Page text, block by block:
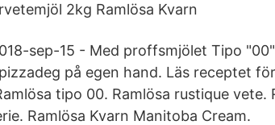
2kg Ramlösa Kvarn
sep-15 - Med proffsmjölet Tipo
på egen hand. Läs receptet
tipo 00. Ramlösa rustique vete.
Ramlösa Kvarn Manitoba Cream.